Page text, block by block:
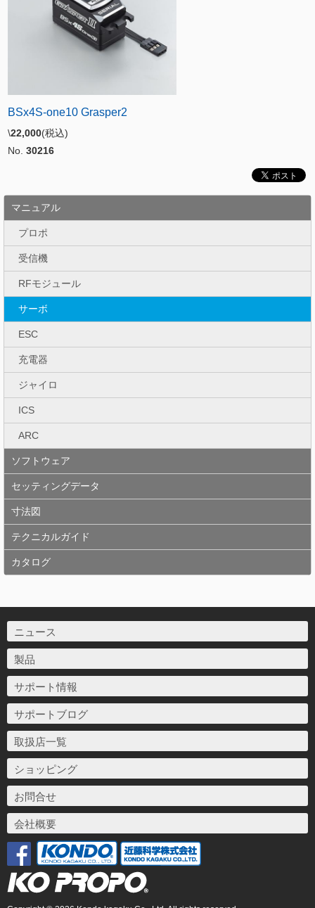
BSx4S-one10 Grasper2
\22,000(税込)
No. 30216
マニュアル
プロポ
受信機
RFモジュール
サーボ
ESC
充電器
ジャイロ
ICS
ARC
ソフトウェア
セッティングデータ
寸法図
テクニカルガイド
カタログ
ニュース
製品
サポート情報
サポートブログ
取扱店一覧
ショッピング
お問合せ
会社概要